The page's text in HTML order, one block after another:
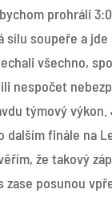
prohráli
sílu soupeře a
všechno,
nespočet
týmový
dalším finále na
že takový
zase posunou